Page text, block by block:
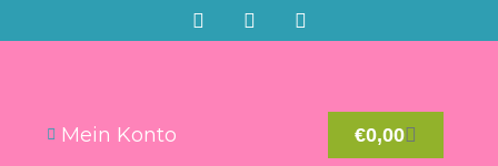
Mein Konto €0,00